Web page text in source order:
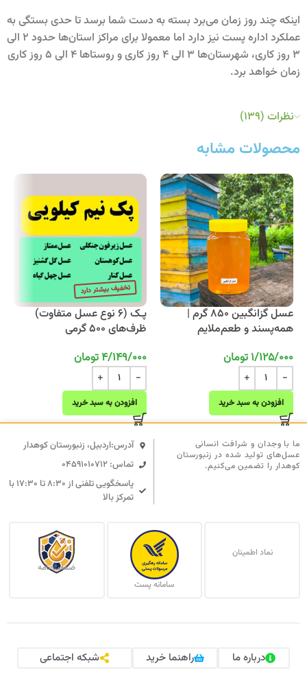
اینکه چند روز زمان می‌برد بسته به دست شما برسد تا حدی بستگی به
عملکرد اداره پست نیز دارد اما معمولا برای مراکز استان‌ها حدود 2 الی
3 روز کاری، شهرستان‌ها 3 الی 4 روز کاری و روستاها 4 الی 5 روز کاری
زمان خواهد برد.
نظرات (139)
محصولات مشابه
عسل گزانگبین 850 گرم |
همه‌پسند و طعم‌ملایم
1/125/000تومان
افزودن به سبد خرید
پـک (6 نوع عسل متفاوت)
ظرف‌های 500 گرمی
4/149/000تومان
افزودن به سبد خرید
آدرس:اردبیل، زنبورستان کوهدار
تماس: 04591010712
پاسخگویی تلفنی از ۸:۳۰ تا ۱۷:۳۰ با
تمرکز بالا
ما با وجدان و شرافت انسانی
عسل‌های تولید شده در زنبورستان
کوهدار را تضمین می‌کنیم.
نماد اطمینان
سامانه پست
ضمانت نامه
درباره ما راهنما خرید شبکه اجتماعی